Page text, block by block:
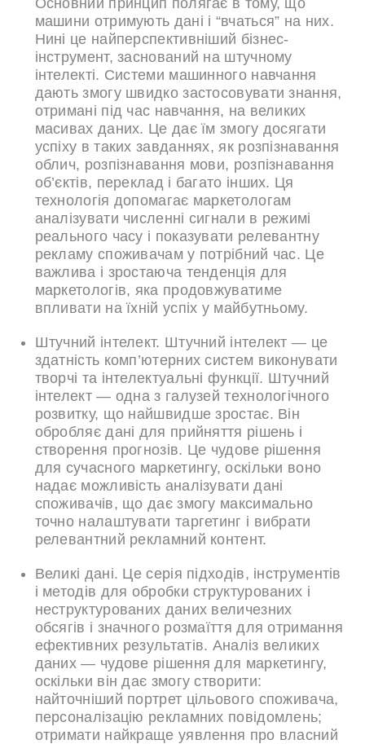
Основний принцип полягає в тому, що
машини отримують дані і “вчаться” на них.
Нині це найперспективніший бізнес-
інструмент, заснований на штучному
інтелекті. Системи машинного навчання
дають змогу швидко застосовувати знання,
отримані під час навчання, на великих
масивах даних. Це дає їм змогу досягати
успіху в таких завданнях, як розпізнавання
облич, розпізнавання мови, розпізнавання
об’єктів, переклад і багато інших. Ця
технологія допомагає маркетологам
аналізувати численні сигнали в режимі
реального часу і показувати релевантну
рекламу споживачам у потрібний час. Це
важлива і зростаюча тенденція для
маркетологів, яка продовжуватиме
впливати на їхній успіх у майбутньому.
Штучний інтелект. Штучний інтелект — це
здатність комп’ютерних систем виконувати
творчі та інтелектуальні функції. Штучний
інтелект — одна з галузей технологічного
розвитку, що найшвидше зростає. Він
обробляє дані для прийняття рішень і
створення прогнозів. Це чудове рішення
для сучасного маркетингу, оскільки воно
надає можливість аналізувати дані
споживачів, що дає змогу максимально
точно налаштувати таргетинг і вибрати
релевантний рекламний контент.
Великі дані. Це серія підходів, інструментів
і методів для обробки структурованих і
неструктурованих даних величезних
обсягів і значного розмаїття для отримання
ефективних результатів. Аналіз великих
даних — чудове рішення для маркетингу,
оскільки він дає змогу створити:
найточніший портрет цільового споживача,
персоналізацію рекламних повідомлень;
отримати найкраще уявлення про власний